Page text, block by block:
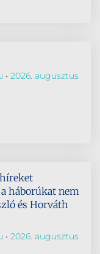
2026. augusztus
háborúkat nem
és Horváth
2026. augusztus